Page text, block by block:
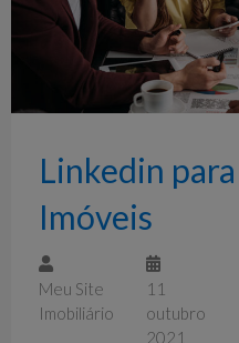
Linkedin
Imóveis
Meu Site
Imobiliário
11
outubro
2021